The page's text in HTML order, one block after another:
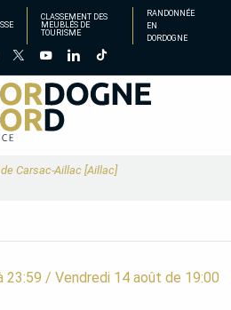
CLASSEMENT DES
MEUBLÉS DE
TOURISME
RANDONNÉE
EN
DORDOGNE
Carsac-Aillac [Aillac]
23:59 / Vendredi 14 août de 19:00